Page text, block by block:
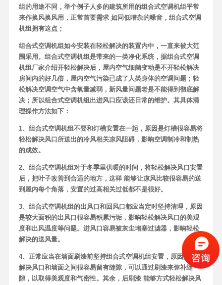
组的用途不同，举个例子人多的建筑所用的组合式空调机组平常
来作换风换风用，正常首要需求 如同低嘈杂的噪音，组合式空调
机组拥有这点；
组合式空调机组如今安装在轻松解决的装置内中，一直来被大范
围采用。组合式空调机组是带来的一类净化系统，据组合式空调
机组厂家介绍开轻松解决后，屋内空气细菌变动是不开轻松解决
房间内的好几倍，屋内空气污染已成了人类身体的空调问题；轻
松解决空调空气中含氧量减弱，新风量问题老是不能得到彻底解
决；所以组合式空调机组出进风口应该还日常的维护。其具体清
理操作方法如下：
1、组合式空调机组不要和灯槽安置在一起，原因是灯槽很容易将
轻松解决风口所送出的冷风相关凉风阻碍，影响空调制冷和制热
的成效。
2、组合式空调机组对于冬季里供暖的时间，将轻松解决风口安置
后，把叶子改善到合适的地方，这样 能够让凉风比较很容易的送
到屋内每个角落，安置的过高相关过低都不是很好。
3、组合式空调机组的出风口和回风口都应当定时坚持清理，原因
是较大面积的出风口很容易积累污垢，影响轻松解决风口的美观
度和出风温度等问题。进风口容易被灰尘堵塞过滤器，影响轻松
解决的送风量。
4、正常应当在墙面刷漆前坚持组合式空调机组安置，原因是轻松
解决风口和墙面之间很容易留有缝隙，可以通过刷漆来弥补缝
隙，以取得美观度和气密性。其余，后刷漆 能够方式轻松解决风